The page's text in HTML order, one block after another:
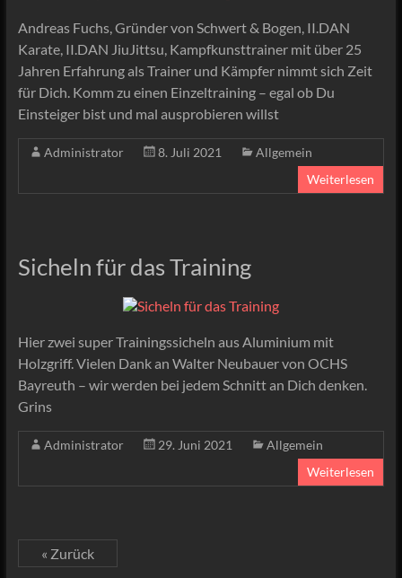
Andreas Fuchs, Gründer von Schwert & Bogen, II.DAN
Karate, II.DAN JiuJittsu, Kampfkunsttrainer mit über 25
Jahren Erfahrung als Trainer und Kämpfer nimmt sich Zeit
für Dich. Komm zu einen Einzeltraining – egal ob Du
Einsteiger bist und mal ausprobieren willst
Administrator 8. Juli 2021
Allgemein
Weiterlesen
Sicheln für das Training
Hier zwei super Trainingssicheln aus Aluminium mit
Holzgriff. Vielen Dank an Walter Neubauer von OCHS
Bayreuth – wir werden bei jedem Schnitt an Dich denken.
Grins
Administrator 29. Juni 2021
Allgemein
Weiterlesen
« Zurück